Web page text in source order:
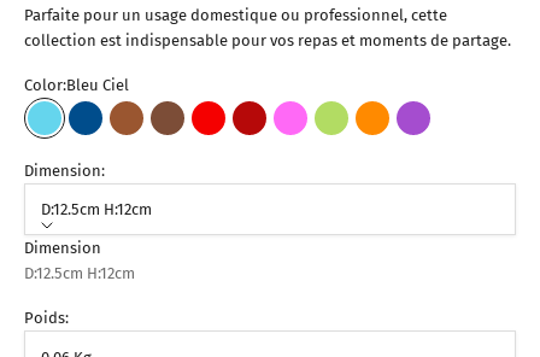
Parfaite pour un usage domestique ou professionnel, cette
collection est indispensable pour vos repas et moments de partage.
Color:Bleu Ciel
Bleu CielBleu FoncéMarron ClairMarron Foncé
RougeBordeauxFuchsiaVert Pistache
OrangeViolet
Dimension:
D:12.5cm H:12cm
Dimension
D:12.5cm H:12cm
Poids: